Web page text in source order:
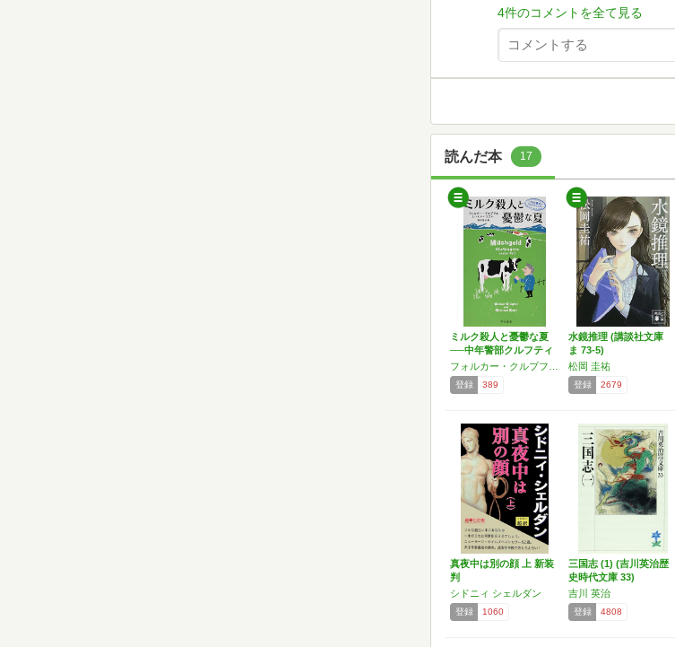
4件のコメントを全て見る
読んだ本 17
ミルク殺人と憂鬱な夏
──中年警部クルフティ
ン…
登録 389
水鏡推理 (講談社文庫
ま 73-5)
松岡 圭祐
登録 2679
真夜中は別の顔 上 新装
判
シドニィ シェルダン
登録 1060
三国志 (1) (吉川英治歴
史時代文庫 33)
吉川 英治
登録 4808